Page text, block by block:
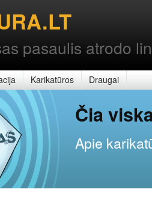
pasaulis atrodo
Karikatūros Draugai
Čia
Apie